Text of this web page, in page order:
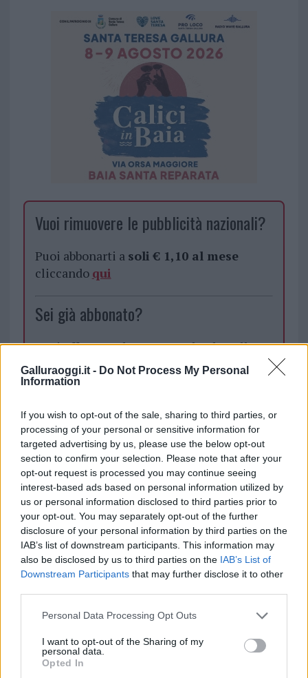
Galluraoggi.it - Do Not Process My Personal
Information
If you wish to opt-out of the sale, sharing to third parties, or
processing of your personal or sensitive information for
targeted advertising by us, please use the below opt-out
section to confirm your selection. Please note that after your
opt-out request is processed you may continue seeing
interest-based ads based on personal information utilized by
us or personal information disclosed to third parties prior to
your opt-out. You may separately opt-out of the further
disclosure of your personal information by third parties on the
IAB’s list of downstream participants. This information may
also be disclosed by us to third parties on the IAB’s List of
Downstream Participants that may further disclose it to other
Please note that this website/app uses one or more Google
not limited to your visit or usage behaviour. You may click to
grant or deny consent to Google and its third-party tags to
use your data for below specified purposes in below Google
Personal Data Processing Opt Outs
I want to opt-out of the Sharing of my
personal data.
Opted In
Vuoi rimuovere le pubblicità nazionali?
Puoi abbonarti a soli € 1,10 al mese
cliccando qui
Sei già abbonato?
Puoi effettuare l'accesso andando nella
sezione Login dal menù del sito o
cliccando
TEMI:
Anagrafe Arzachena
Carta D’identità Arzachena
Comune Di Arzachena
Notizie Arzachena
Notizie in tempo reale?
Entra nel canale telegram di
GalluraOggi.it
i tuoi video e le tue foto
Su WhatsApp al numero +39
345 356 7512